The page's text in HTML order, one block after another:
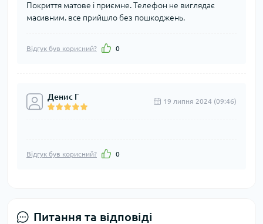
Покриття матове і приємне. Телефон не виглядає
масивним. все прийшло без пошкоджень.
Відгук був корисний? 0
Денис Г 19 липня 2024 (09:46)
Відгук був корисний? 0
Питання та відповіді